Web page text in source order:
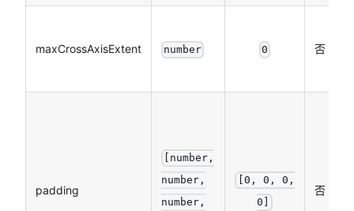
maxCrossAxisExtent number 0 否
padding
[number,
number,
number,
[0, 0, 0,
0]
否